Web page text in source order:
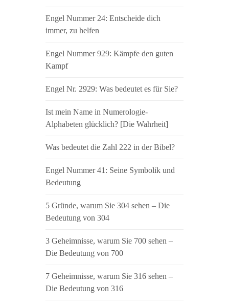
Engel Nummer 24: Entscheide dich
immer, zu helfen
Engel Nummer 929: Kämpfe den guten
Kampf
Engel Nr. 2929: Was bedeutet es für Sie?
Ist mein Name in Numerologie-
Alphabeten glücklich? [Die Wahrheit]
Was bedeutet die Zahl 222 in der Bibel?
Engel Nummer 41: Seine Symbolik und
Bedeutung
5 Gründe, warum Sie 304 sehen – Die
Bedeutung von 304
3 Geheimnisse, warum Sie 700 sehen –
Die Bedeutung von 700
7 Geheimnisse, warum Sie 316 sehen –
Die Bedeutung von 316